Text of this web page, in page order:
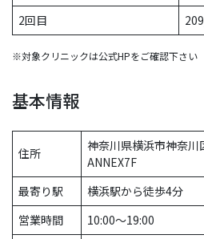
2回目
※対象クリニックは公式HPをご確認下さい
基本情報
住所
神奈川県横浜市神奈
ANNEX7F
最寄り駅
横浜駅から徒歩4分
営業時間
10:00〜19:00